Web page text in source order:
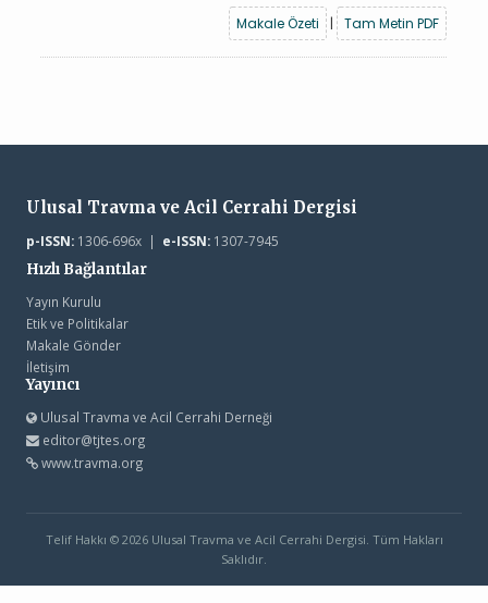
Makale Özeti
| Tam Metin PDF
Ulusal Travma ve Acil Cerrahi Dergisi
p-ISSN:1306-696x | e-ISSN:1307-7945
Hızlı Bağlantılar
Yayın Kurulu
Etik ve Politikalar
Makale Gönder
İletişim
Yayıncı
Ulusal Travma ve Acil Cerrahi Derneği
editor@tjtes.org
www.travma.org
Telif Hakkı © 2026 Ulusal Travma ve Acil Cerrahi Dergisi. Tüm Hakları
Saklıdır.